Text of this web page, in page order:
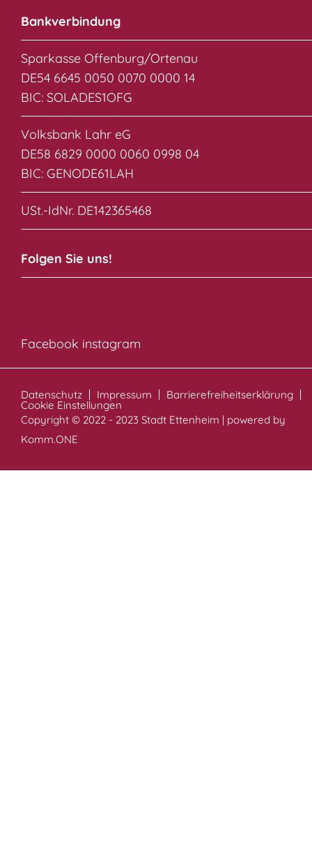
Bankverbindung
Sparkasse Offenburg/Ortenau
DE54 6645 0050 0070 0000 14
BIC: SOLADES1OFG
Volksbank Lahr eG
DE58 6829 0000 0060 0998 04
BIC: GENODE61LAH
USt.-IdNr. DE142365468
Folgen Sie uns!
Facebook instagram
Datenschutz Impressum Barrierefreiheitserklärung
Cookie Einstellungen
Copyright © 2022 - 2023 Stadt Ettenheim | powered by
Komm.ONE